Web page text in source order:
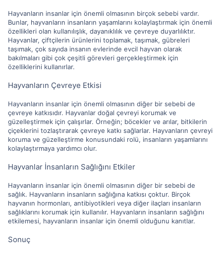
Hayvanların insanlar için önemli olmasının birçok sebebi vardır.
Bunlar, hayvanların insanların yaşamlarını kolaylaştırmak için önemli
özellikleri olan kullanılışlık, dayanıklılık ve çevreye duyarlılıktır.
Hayvanlar, çiftçilerin ürünlerini toplamak, taşımak, gübreleri
taşımak, çok sayıda insanın evlerinde evcil hayvan olarak
bakılmaları gibi çok çeşitli görevleri gerçekleştirmek için
özelliklerini kullanırlar.
Hayvanların Çevreye Etkisi
Hayvanların insanlar için önemli olmasının diğer bir sebebi de
çevreye katkısıdır. Hayvanlar doğal çevreyi korumak ve
güzelleştirmek için çalışırlar. Örneğin; böcekler ve arılar, bitkilerin
çiçeklerini tozlaştırarak çevreye katkı sağlarlar. Hayvanların çevreyi
koruma ve güzelleştirme konusundaki rolü, insanların yaşamlarını
kolaylaştırmaya yardımcı olur.
Hayvanlar İnsanların Sağlığını Etkiler
Hayvanların insanlar için önemli olmasının diğer bir sebebi de
sağlık. Hayvanların insanların sağlığına katkısı çoktur. Birçok
hayvanın hormonları, antibiyotikleri veya diğer ilaçları insanların
sağlıklarını korumak için kullanılır. Hayvanların insanların sağlığını
etkilemesi, hayvanların insanlar için önemli olduğunu kanıtlar.
Sonuç